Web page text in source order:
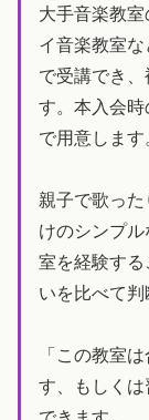
大手音楽教
イ音楽教室
で受講でき
す。本入会
で用意します
親子で歌っ
けのシンプ
室を経験す
いを比べて判
「この教室
す、もしく